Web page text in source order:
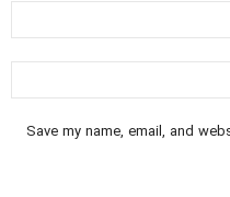
Save my name, email, and